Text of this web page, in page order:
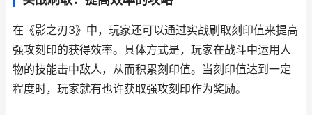
在《影之刃3》中，玩家还可以通过实战刷取刻印值来提高
强攻刻印的获得效率。具体方式是，玩家在战斗中运用人
物的技能击中敌人，从而积累刻印值。当刻印值达到一定
程度时，玩家就有也许获取强攻刻印作为奖励。